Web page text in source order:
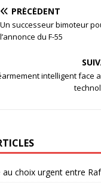
PRÉCÉDENT
Un successeur bimoteur
l’annonce du F-55
intelligent face
au choix urgent entre